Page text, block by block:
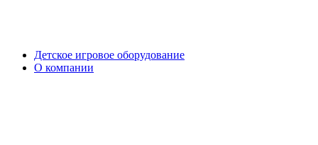
Детское игровое оборудование
О компании